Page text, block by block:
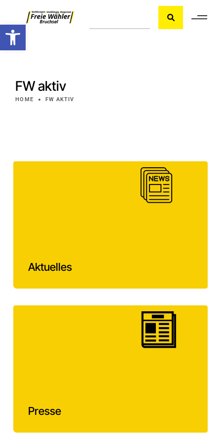
Werkzeugleiste öffnen
FW aktiv
HOME FW AKTIV
Aktuelles
Presse